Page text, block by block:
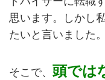
思います。しかし
たいと言いました。
そこで、 頭では